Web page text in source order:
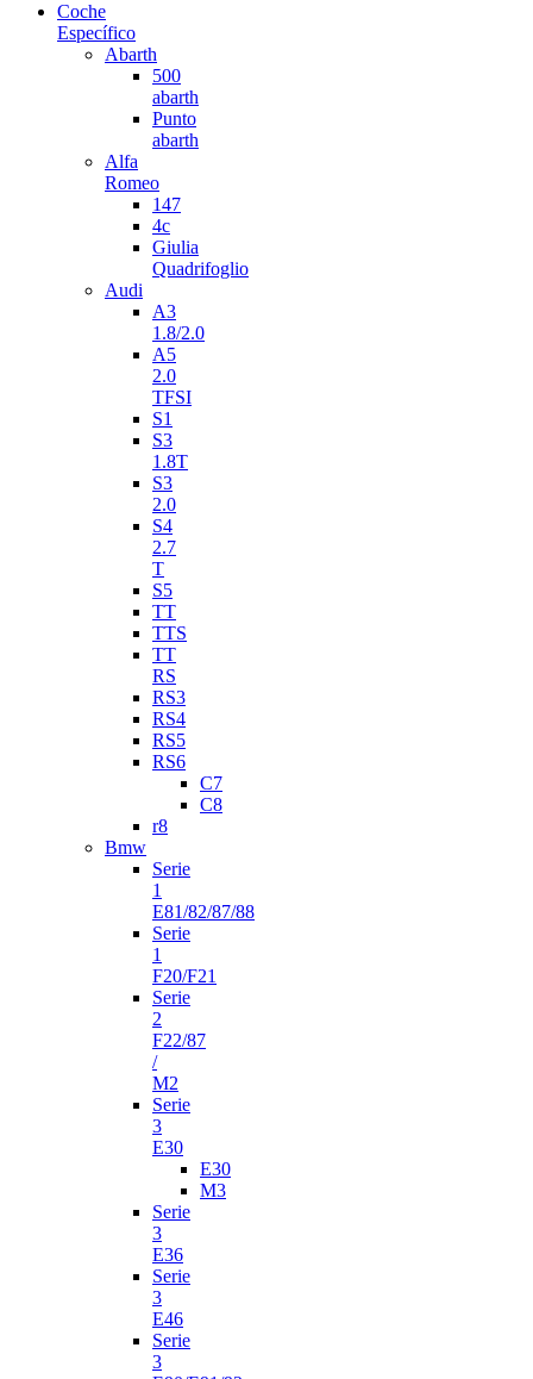
Coche
Específico
Abarth
500
abarth
Punto
abarth
Alfa
Romeo
147
4c
Giulia
Quadrifoglio
Audi
A3
1.8/2.0
A5
2.0
TFSI
S1
S3
1.8T
S3
2.0
S4
2.7
T
S5
TT
TTS
TT
RS
RS3
RS4
RS5
RS6
C7
C8
r8
Bmw
Serie
1
E81/82/87/88
Serie
1
F20/F21
Serie
2
F22/87
/
M2
Serie
3
E30
E30
M3
Serie
3
E36
Serie
3
E46
Serie
3